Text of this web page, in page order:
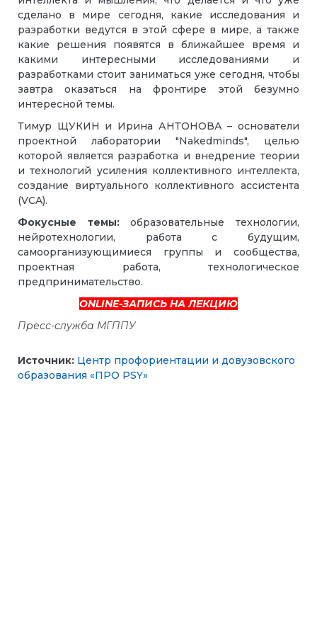
сделано в мире сегодня, какие исследования и
разработки ведутся в этой сфере в мире, а также
какие решения появятся в ближайшее время и
какими интересными исследованиями и
разработками стоит заниматься уже сегодня, чтобы
завтра оказаться на фронтире этой безумно
интересной темы.
Тимур ЩУКИН и Ирина АНТОНОВА – основатели
проектной лаборатории "Nakedminds", целью
которой является разработка и внедрение теории
и технологий усиления коллективного интеллекта,
создание виртуального коллективного ассистента
(VCA).
Фокусные темы:образовательные технологии,
нейротехнологии, работа с будущим,
самоорганизующимиеся группы и сообщества,
проектная работа, технологическое
предпринимательство.
ОNLINE-ЗАПИСЬ НА ЛЕКЦИЮ
Пресс-служба МГППУ
Источник: Центр профориентации и довузовского
образования «ПРО PSY»